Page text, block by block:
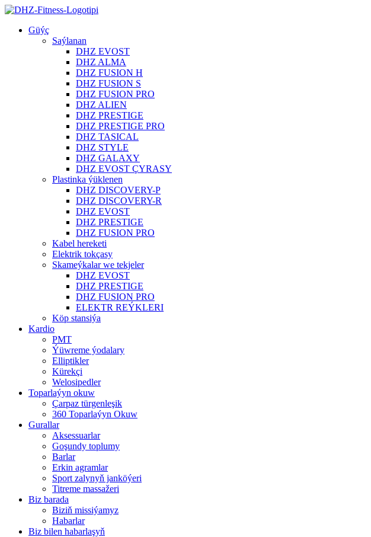
Güýç
Saýlanan
DHZ EVOST
DHZ ALMA
DHZ FUSION H
DHZ FUSION S
DHZ FUSION PRO
DHZ ALIEN
DHZ PRESTIGE
DHZ PRESTIGE PRO
DHZ TASICAL
DHZ STYLE
DHZ GALAXY
DHZ EVOST ÇYRASY
Plastinka ýüklenen
DHZ DISCOVERY-P
DHZ DISCOVERY-R
DHZ EVOST
DHZ PRESTIGE
DHZ FUSION PRO
Kabel hereketi
Elektrik tokçasy
Skameýkalar we tekjeler
DHZ EVOST
DHZ PRESTIGE
DHZ FUSION PRO
ELEKTR REÝKLERI
Köp stansiýa
Kardio
PMT
Ýüwreme ýodalary
Elliptikler
Kürekçi
Welosipedler
Toparlaýyn okuw
Çarpaz türgenleşik
360 Toparlaýyn Okuw
Gurallar
Aksessuarlar
Goşundy toplumy
Barlar
Erkin agramlar
Sport zalynyň janköýeri
Titreme massažeri
Biz barada
Biziň missiýamyz
Habarlar
Biz bilen habarlaşyň